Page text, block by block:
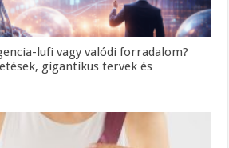
lufi vagy valódi forradalom?
gigantikus tervek és